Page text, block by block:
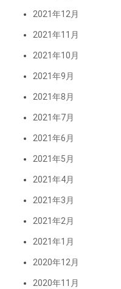
2021年12月
2021年11月
2021年10月
2021年9月
2021年8月
2021年7月
2021年6月
2021年5月
2021年4月
2021年3月
2021年2月
2021年1月
2020年12月
2020年11月